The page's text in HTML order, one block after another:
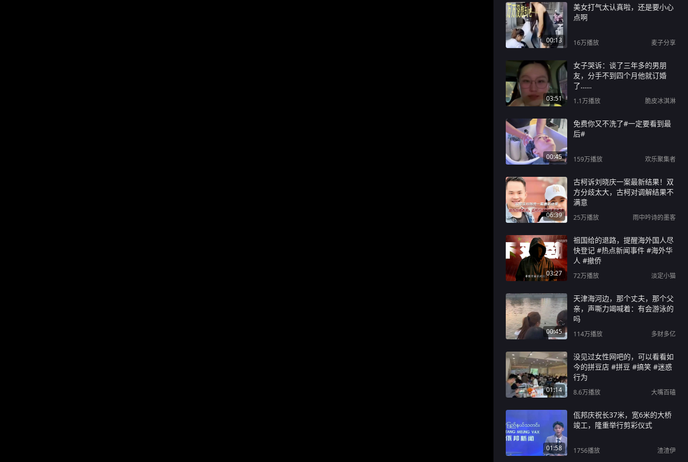
00:13
美女打气太认真啦，还是要小心
点啊
16万播放 麦子分享
03:51
女子哭诉：谈了三年多的男朋
友，分手不到四个月他就订婚
了……
1.1万播放 脆皮冰淇淋
00:45
免费你又不洗了#一定要看到最
后#
159万播放 欢乐聚集者
06:39
古柯诉刘晓庆一案最新结果！双
方分歧太大，古柯对调解结果不
满意
25万播放 雨中吟诗的墨客
03:27
祖国给的退路，提醒海外国人尽
快登记 #热点新闻事件 #海外华
人 #撤侨
72万播放 淡定小猫
00:45
天津海河边，那个丈夫，那个父
亲，声嘶力竭喊着：有会游泳的
吗
114万播放 多财多亿
01:14
没见过女性网吧的，可以看看如
今的拼豆店 #拼豆 #搞笑 #迷惑
行为
8.6万播放 大嘴百磕
01:58
佤邦庆祝长37米，宽6米的大桥
竣工，隆重举行剪彩仪式
1756播放 渣渣伊